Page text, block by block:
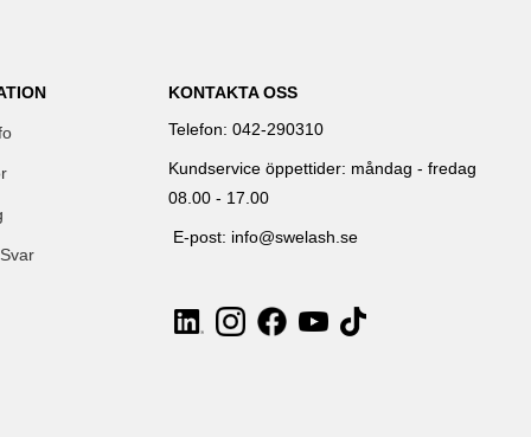
KONTAKTA OSS
Telefon: 042-290310
Kundservice öppettider: måndag - fredag
08.00 - 17.00
E-post: info@swelash.se